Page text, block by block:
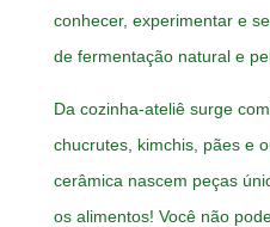
conhecer, experimentar e
de fermentação natural e
Da cozinha-ateliê surge
chucrutes, kimchis, pães e
cerâmica nascem peças
os alimentos! Você não